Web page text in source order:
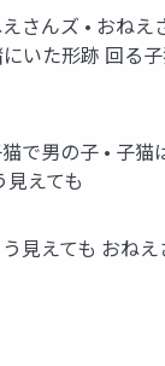
さんズ • おね
いた形跡 回る
男の子 • 子
えても
見えても おね